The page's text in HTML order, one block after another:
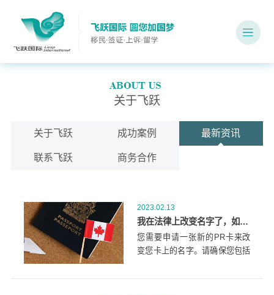
关于飞跃
关于飞跃 成功案例 最新资讯
联系飞跃 商务合作
2023.02.13
我在法律上改变名字了，如何申请新的加拿大PR卡？
您需要申请一张新的PR卡来改
变您卡上的名字。请确保您包括